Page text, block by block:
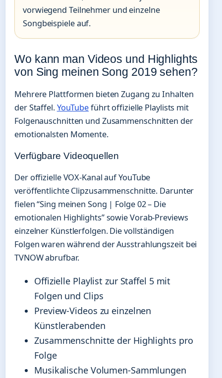
vorwiegend Teilnehmer und einzelne
Songbeispiele auf.
Wo kann man Videos und Highlights
von Sing meinen Song 2019 sehen?
Mehrere Plattformen bieten Zugang zu Inhalten
der Staffel.YouTubeführt offizielle Playlists mit
Folgenauschnitten und Zusammenschnitten der
emotionalsten Momente.
Verfügbare Videoquellen
Der offizielle VOX-Kanal auf YouTube
veröffentlichte Clipzusammenschnitte. Darunter
fielen “Sing meinen Song | Folge 02 – Die
emotionalen Highlights” sowie Vorab-Previews
einzelner Künstlerfolgen. Die vollständigen
Folgen waren während der Ausstrahlungszeit bei
TVNOW abrufbar.
Offizielle Playlist zur Staffel 5 mit
Folgen und Clips
Preview-Videos zu einzelnen
Künstlerabenden
Zusammenschnitte der Highlights pro
Folge
Musikalische Volumen-Sammlungen